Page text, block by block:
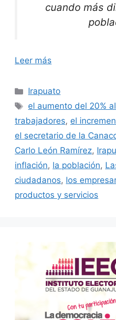
cuando más
Leer más
Categorías
Irapuato
Etiquetas
el aumento del 20%
trabajadores, el
el secretario de la
Carlo León Ramírez,
inflación, la población,
ciudadanos, los
productos y servicios